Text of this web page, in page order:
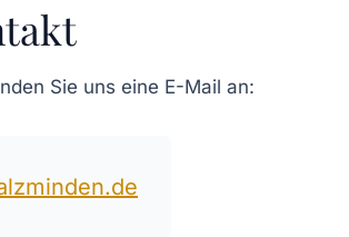
Sie uns eine E-Mail an: